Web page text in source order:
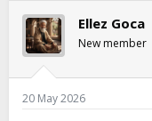
Ellez Goca
New member
20 May 2026